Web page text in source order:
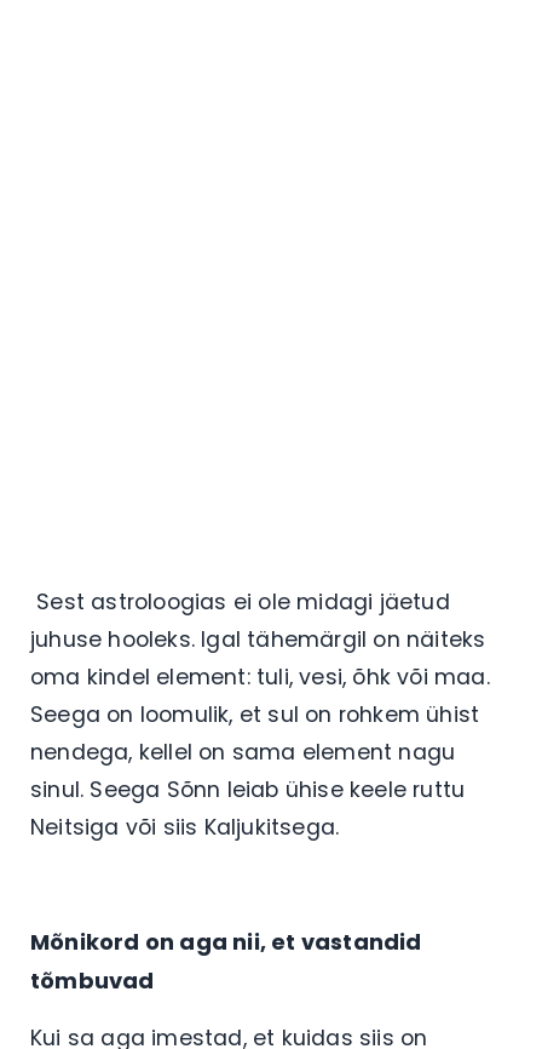
Sest astroloogias ei ole midagi jäetud
juhuse hooleks. Igal tähemärgil on näiteks
oma kindel element: tuli, vesi, õhk või maa.
Seega on loomulik, et sul on rohkem ühist
nendega, kellel on sama element nagu
sinul. Seega Sõnn leiab ühise keele ruttu
Neitsiga või siis Kaljukitsega.
Mõnikord on aga nii, et vastandid
tõmbuvad
Kui sa aga imestad, et kuidas siis on